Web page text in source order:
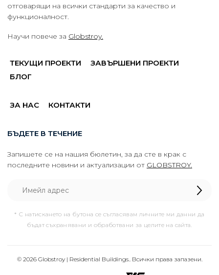
отговарящи на всички стандарти за качество и
функционалност.
Научи повече за Globstroy.
ТЕКУЩИ ПРОЕКТИ
ЗАВЪРШЕНИ ПРОЕКТИ
БЛОГ
ЗА НАС КОНТАКТИ
БЪДЕТЕ В ТЕЧЕНИЕ
Запишете се на нашия бюлетин, за да сте в крак с
последните новини и актуализации от GLOBSTROY.
* С натискането на бутона се съгласявам личните ми данни да
бъдат съхранявани и обработвани за целите на сайта.
© 2026 Globstroy | Residential Buildings.. Всички права запазени.